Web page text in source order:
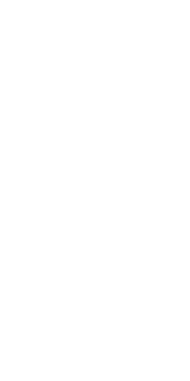
La Primera
cuenta de X, los
Ambos estarán
manera diagonal la
estén ubicados en
En el caso de los
categoría de
los que llegaron a
Jaén son la única